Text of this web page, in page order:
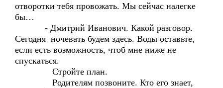
отворотки тебя провожать. Мы сейчас налегке
бы…
- Дмитрий Иванович. Какой разговор.
Сегодня ночевать будем здесь. Воды оставьте,
если есть возможность, чтоб мне ниже не
спускаться.
Стройте план.
Родителям позвоните. Кто его знает,